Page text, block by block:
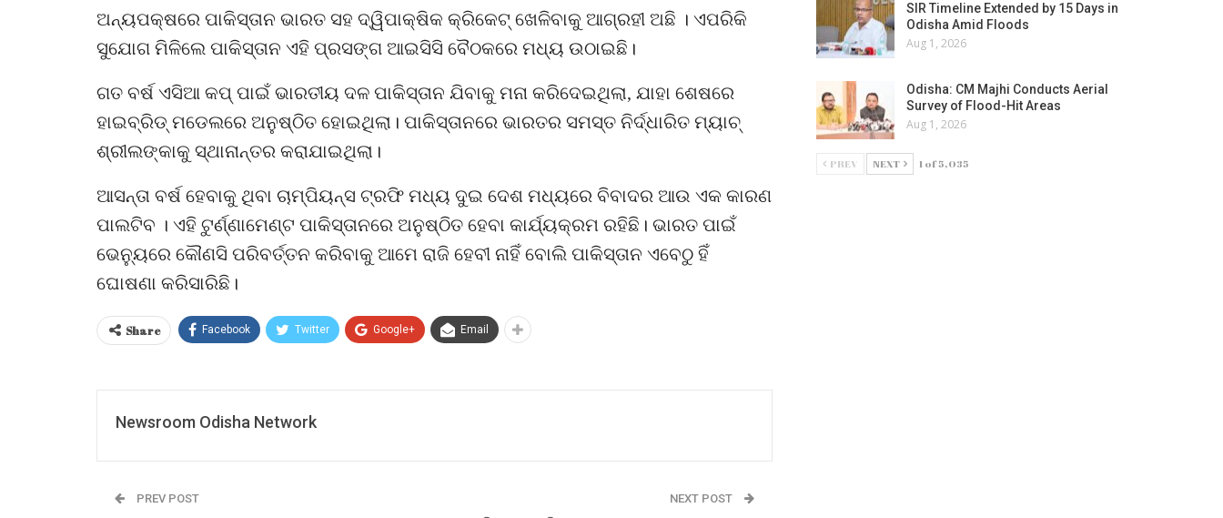
ଅନ୍ୟପକ୍ଷରେ ପାକିସ୍ତାନ ଭାରତ ସହ ଦ୍ୱିପାକ୍ଷିକ କ୍ରିକେଟ୍ ଖେଳିବାକୁ ଆଗ୍ରହୀ ଅଛି । ଏପରିକି
ସୁଯୋଗ ମିଳିଲେ ପାକିସ୍ତାନ ଏହି ପ୍ରସଙ୍ଗ ଆଇସିସି ବୈଠକରେ ମଧ୍ୟ ଉଠାଇଛି।
ଗତ ବର୍ଷ ଏସିଆ କପ୍ ପାଇଁ ଭାରତୀୟ ଦଳ ପାକିସ୍ତାନ ଯିବାକୁ ମନା କରିଦେଇଥିଲା, ଯାହା ଶେଷରେ
ହାଇବ୍ରିଡ୍ ମଡେଲରେ ଅନୁଷ୍ଠିତ ହୋଇଥିଲା। ପାକିସ୍ତାନରେ ଭାରତର ସମସ୍ତ ନିର୍ଦ୍ଧାରିତ ମ୍ୟାଚ୍
ଶ୍ରୀଲଙ୍କାକୁ ସ୍ଥାନାନ୍ତର କରାଯାଇଥିଲା।
ଆସନ୍ତା ବର୍ଷ ହେବାକୁ ଥିବା ଚାମ୍ପିୟନ୍ସ ଟ୍ରଫି ମଧ୍ୟ ଦୁଇ ଦେଶ ମଧ୍ୟରେ ବିବାଦର ଆଉ ଏକ କାରଣ
ପାଲଟିବ । ଏହି ଟୁର୍ଣ୍ଣାମେଣ୍ଟ ପାକିସ୍ତାନରେ ଅନୁଷ୍ଠିତ ହେବା କାର୍ଯ୍ୟକ୍ରମ ରହିଛି। ଭାରତ ପାଇଁ
ଭେନ୍ୟୁରେ କୌଣସି ପରିବର୍ତ୍ତନ କରିବାକୁ ଆମେ ରାଜି ହେବୀ ନାହିଁ ବୋଲି ପାକିସ୍ତାନ ଏବେଠୁ ହିଁ
ଘୋଷଣା କରିସାରିଛି।
Share Facebook Twitter Google+ Email
Newsroom Odisha Network
PREV POST NEXT POST
SIR Timeline Extended by 15 Days in
Odisha Amid Floods
Aug 1, 2026
Odisha: CM Majhi Conducts Aerial
Survey of Flood-Hit Areas
Aug 1, 2026
PREV NEXT 1 of 5,035